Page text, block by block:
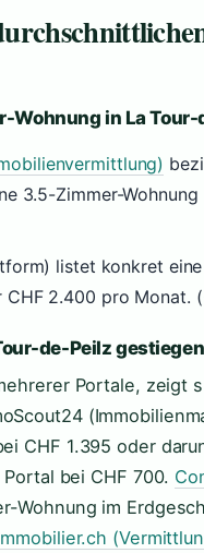
Wohnung in La Tour-
3.5-Zimmer-
listet konkret
2.400 pro Monat.
de-Peilz
Portale, zeigt
CHF 1.395 oder
bei CHF 700.
Wohnung im